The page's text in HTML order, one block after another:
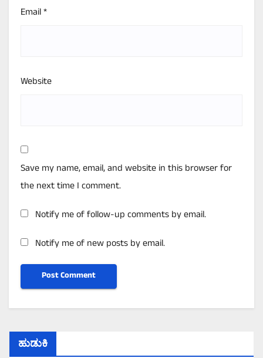
Email*
Website
Save my name, email, and website in this browser for
the next time I comment.
Notify me of follow-up comments by email.
Notify me of new posts by email.
ಹುಡುಕಿ